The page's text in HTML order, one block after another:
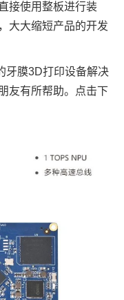
接使用整板进行装
大大缩短产品的开发
牙膜3D打印设备解决
友有所帮助。点击下